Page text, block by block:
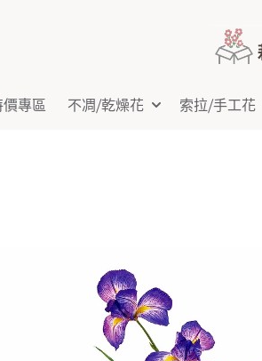
專區 不凋⧸乾燥花 索拉⧸手工花